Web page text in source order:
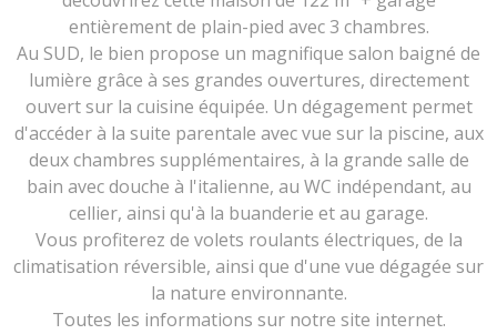
entièrement de plain-pied avec 3 chambres.
Au SUD, le bien propose un magnifique salon baigné de
lumière grâce à ses grandes ouvertures, directement
ouvert sur la cuisine équipée. Un dégagement permet
d'accéder à la suite parentale avec vue sur la piscine, aux
deux chambres supplémentaires, à la grande salle de
bain avec douche à l'italienne, au WC indépendant, au
cellier, ainsi qu'à la buanderie et au garage.
Vous profiterez de volets roulants électriques, de la
climatisation réversible, ainsi que d'une vue dégagée sur
la nature environnante.
Toutes les informations sur notre site internet.